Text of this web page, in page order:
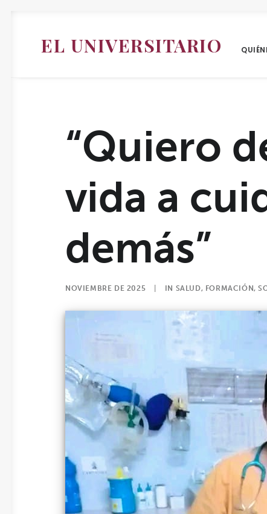
EL UNIVERSITARIO
“Quiero
vida a
demás”
NOVIEMBRE DE 2025 IN SALUD, FORMACIÓN,